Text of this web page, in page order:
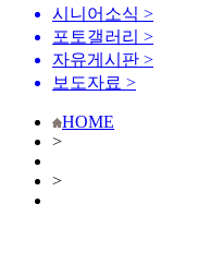
시니어소식 >
포토갤러리 >
자유게시판 >
보도자료 >
HOME
>
>